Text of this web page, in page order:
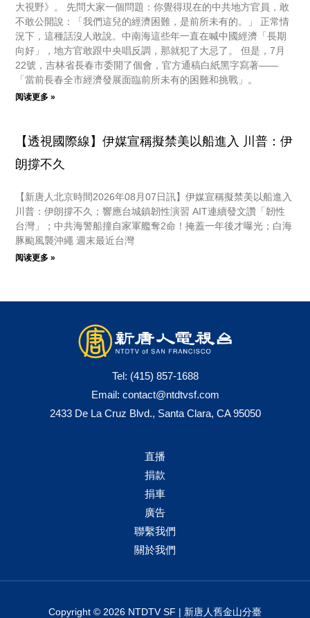
大視野》。 先問大家一個問題：你覺得現在的中共地方官員，敢
不敢公開說：「我們這兒的經濟困難，是前所未有的。」 正常情
況下，這種話沒人敢說。中南海這些年一直在喊中國經濟「長期
向好」，地方官敢跟中央唱反調，那就犯了大忌了。 但是，7月
22號，吉林省長春市委開了個會，官方通稿白紙黑字寫著——
「當前長春全市經濟發展面臨前所未有的困難和挑戰」。
阅读更多 »
【透視國際線】伊媒宣稱擬禁美以船進入 川普：伊
朗撐不久
【新唐人北京時間2026年08月07日訊】伊媒宣稱擬禁美以船進入
川普：伊朗撐不久；響應台城鎮韌性演習 AIT連續發文讚「韌性
台灣」；中共海警船撞自家軍艦奪2命！掩蓋一年後才曝光；白海
豚颱風襲沖繩 週末最近台灣
阅读更多 »
Tel: (415) 857-1688
Email: contact@ntdtvsf.com
2433 De La Cruz Blvd., Santa Clara, CA 95050
直播
捐款
捐車
廣告
聯繫我們
關於我們
Copyright © 2026 NTDTV SF | 新唐人舊金山分臺